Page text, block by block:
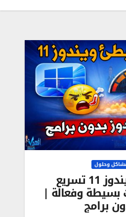
وحلول
حل مشكلة بطء ويندوز 11 تسريع
بسيطة وفعالة |
برامج